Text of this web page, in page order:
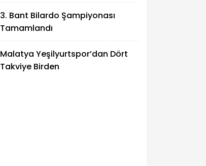
3. Bant Bilardo Şampiyonası
Tamamlandı
Malatya Yeşilyurtspor’dan Dört
Takviye Birden